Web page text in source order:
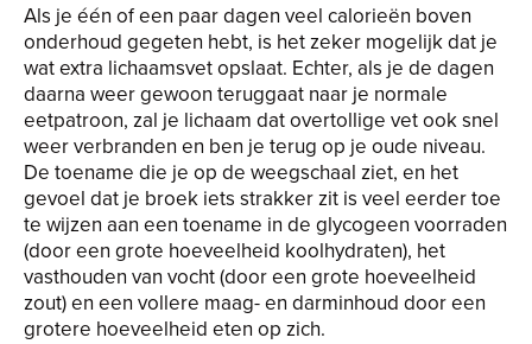
Als je één of een paar dagen veel calorieën boven
onderhoud gegeten hebt, is het zeker mogelijk dat je
wat extra lichaamsvet opslaat. Echter, als je de dagen
daarna weer gewoon teruggaat naar je normale
eetpatroon, zal je lichaam dat overtollige vet ook snel
weer verbranden en ben je terug op je oude niveau.
De toename die je op de weegschaal ziet, en het
gevoel dat je broek iets strakker zit is veel eerder toe
te wijzen aan een toename in de glycogeen voorraden
(door een grote hoeveelheid koolhydraten), het
vasthouden van vocht (door een grote hoeveelheid
zout) en een vollere maag- en darminhoud door een
grotere hoeveelheid eten op zich.